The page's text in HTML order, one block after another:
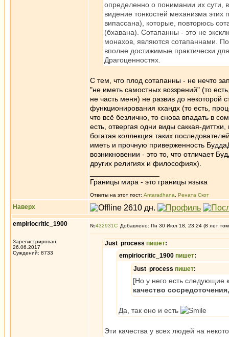
определенно о понимании их сути,
видение тонкостей механизма
випассана), которые, повторюсь
(бхавана). Сотапанны - это не
монахов, являются сотапаннами.
вполне достижимые практически
Драгоценностях.
С тем, что плод сотапанны - не нечто
"не иметь самостных воззрений" (то
не часть меня) не развив до некоторой
функционирования кхандх (то есть,
что всё безлично, то снова впадать в
есть, отвергая одни виды саккая-
богатая коллекция таких
иметь и прочную приверженность
возникновении - это то, что отличает
других религиях и философиях).
Границы мира - это границы языка
Ответы на этот пост: Antaradhana Рената Скот
Наверх
empiriocritic_1900
Зарегистрирован:
26.06.2017
Суждений: 8733
№432931 Добавлено: Пн 30 Июл 18, 23:24 (8 лет
Just process пишет:
empiriocritic_1900 пишет:
Just process пишет:
[Но у него есть следующие
качество
Да, так оно и есть
Эти качества у всех людей на